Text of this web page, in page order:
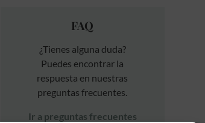
FAQ
¿Tienes alguna duda?
Puedes encontrar la
respuesta en nuestras
preguntas frecuentes.
Ir a preguntas frecuentes